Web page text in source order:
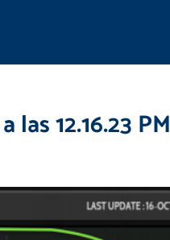
12.16.23 PM